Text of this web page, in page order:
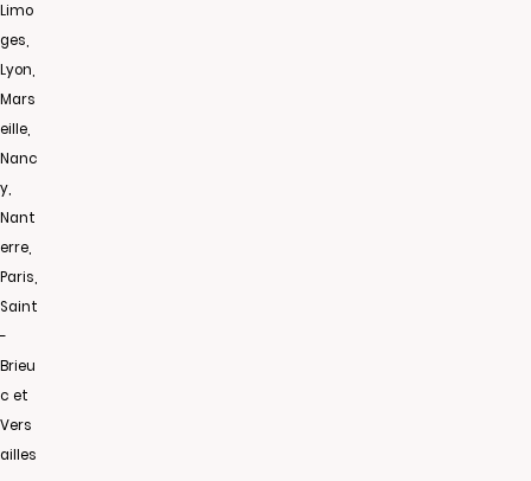
Limo
ges,
Lyon,
Mars
eille,
Nanc
y,
Nant
erre,
Paris,
Saint
-
Brieu
c et
Vers
ailles